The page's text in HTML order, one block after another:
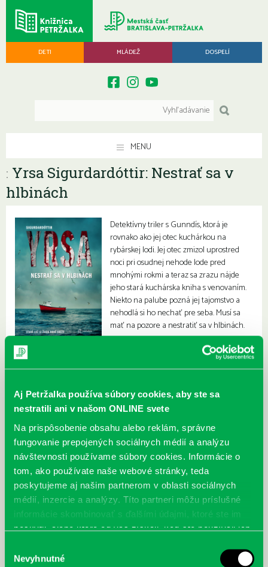
Aj Petržalka používa súbory cookies, aby ste sa
nestratili ani v našom ONLINE svete
Na prispôsobenie obsahu alebo reklám, správne
fungovanie prepojených sociálnych médií a analýzu
návštevnosti používame súbory cookies. Informácie o
tom, ako používate naše webové stránky, teda
poskytujeme aj našim partnerom v oblasti sociálnych
médií, inzercie a analýzy. Títo partneri môžu príslušné
informácie skombinovať s ďalšími údajmi, ktoré ste im
poskytli, alebo ktoré od vás získali, keď ste používali ich
súhlasu
Nevyhnutné
DETI MLÁDEŽ DOSPELÍ
MENU
: Yrsa Sigurdardóttir: Nestrať sa v
hlbinách
Detektívny triler s Gunndís, ktorá je
rovnako ako jej otec kuchárkou na
rybárskej lodi. Jej otec zmizol uprostred
noci pri osudnej nehode lode pred
mnohými rokmi a teraz sa zrazu nájde
jeho stará kuchárska kniha s venovaním.
Niekto na palube pozná jej tajomstvo a
nehodlá si ho nechať pre seba. Musí sa
mať na pozore a nestratiť sa v hlbinách.